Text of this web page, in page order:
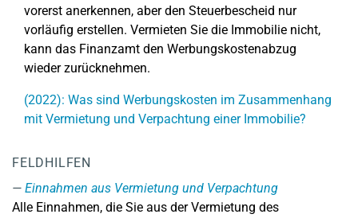
vorerst anerkennen, aber den Steuerbescheid nur
vorläufig erstellen. Vermieten Sie die Immobilie nicht,
kann das Finanzamt den Werbungskostenabzug
wieder zurücknehmen.
(2022): Was sind Werbungskosten im Zusammenhang
mit Vermietung und Verpachtung einer Immobilie?
FELDHILFEN
Einnahmen aus Vermietung und Verpachtung
Alle Einnahmen, die Sie aus der Vermietung des